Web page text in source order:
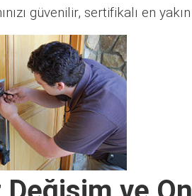
güvenilir, sertifikalı en